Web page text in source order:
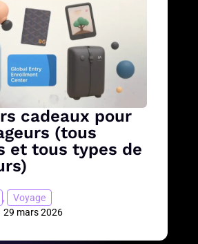
cadeaux pour
(tous
et tous types de
,
Voyage
29 mars 2026